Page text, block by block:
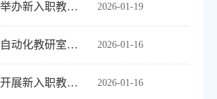
2026-01-19
机电工程学院举办新入职教师竞赛指导专题培训
2026-01-16
电气工程及其自动化教研室开展仿真技术在电力电子教学中的应用培训
2026-01-16
机电工程学院开展新入职教师培训讲座